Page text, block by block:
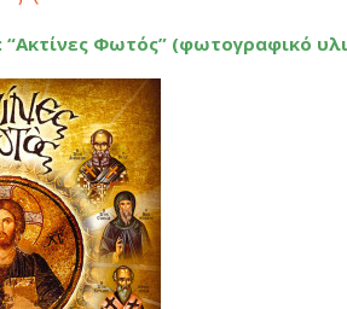
“Ακτίνες Φωτός” (φωτογραφικό